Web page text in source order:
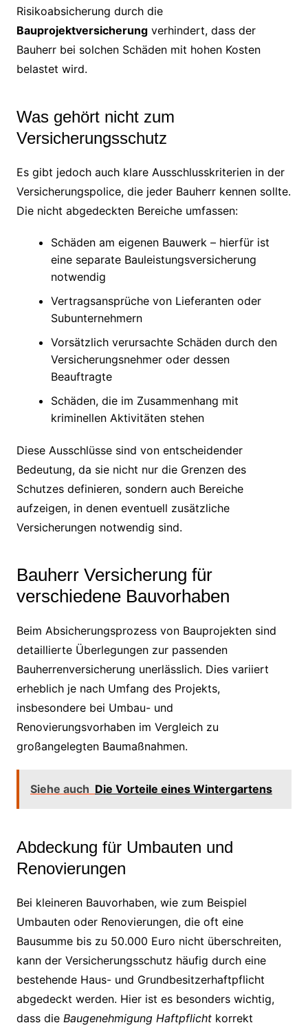
Risikoabsicherung durch die
Bauprojektversicherungverhindert, dass der
Bauherr bei solchen Schäden mit hohen Kosten
belastet wird.
Was gehört nicht zum
Versicherungsschutz
Es gibt jedoch auch klare Ausschlusskriterien in der
Versicherungspolice, die jeder Bauherr kennen sollte.
Die nicht abgedeckten Bereiche umfassen:
Schäden am eigenen Bauwerk – hierfür ist
eine separate Bauleistungsversicherung
notwendig
Vertragsansprüche von Lieferanten oder
Subunternehmern
Vorsätzlich verursachte Schäden durch den
Versicherungsnehmer oder dessen
Beauftragte
Schäden, die im Zusammenhang mit
kriminellen Aktivitäten stehen
Diese Ausschlüsse sind von entscheidender
Bedeutung, da sie nicht nur die Grenzen des
Schutzes definieren, sondern auch Bereiche
aufzeigen, in denen eventuell zusätzliche
Versicherungen notwendig sind.
Bauherr Versicherung für
verschiedene Bauvorhaben
Beim Absicherungsprozess von Bauprojekten sind
detaillierte Überlegungen zur passenden
Bauherrenversicherung unerlässlich. Dies variiert
erheblich je nach Umfang des Projekts,
insbesondere bei Umbau- und
Renovierungsvorhaben im Vergleich zu
großangelegten Baumaßnahmen.
Siehe auch Die Vorteile eines Wintergartens
Abdeckung für Umbauten und
Renovierungen
Bei kleineren Bauvorhaben, wie zum Beispiel
Umbauten oder Renovierungen, die oft eine
Bausumme bis zu 50.000 Euro nicht überschreiten,
kann der Versicherungsschutz häufig durch eine
bestehende Haus- und Grundbesitzerhaftpflicht
abgedeckt werden. Hier ist es besonders wichtig,
dass die Baugenehmigung Haftpflichtkorrekt